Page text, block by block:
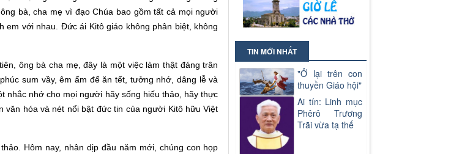
bà, cha mẹ vì đạo Chúa bao gồm tất cả mọi người
với nhau. Đức ái Kitô giáo không phân biệt, không
ông bà cha mẹ, đây là một việc làm thật đáng trân
sum vầy, êm ấm để ăn tết, tưởng nhớ, dâng lễ và
nhắc nhớ cho mọi người hãy sống hiếu thảo, hãy thực
văn hóa và nét nổi bật đức tin của người Kitô hữu Việt
Hôm nay, nhân dịp đầu năm mới, chúng con họp
TIN MỚI NHẤT
"Ở lại trên con
thuyền Giáo hội"
Ai tín: Linh mục
Phêrô Trương
Trãi vừa tạ thế